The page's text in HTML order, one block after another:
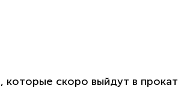
которые скоро выйдут в прокат